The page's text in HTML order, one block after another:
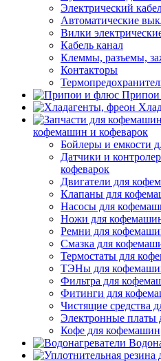
Электрический
Автоматические
Вилки
Кабель канал
Клеммы, разъемы,
Контакторы
кофемашин и кофеварок
Бойлеры и емкости
Датчики и
кофеварок
Двигатели для
Клапаны для
Насосы для
Ножи для
Ремни для
Смазка для
Термостаты для
ТЭНы для
Фильтра для
Фитинги для
Чистящие средства
Электронные платы
Кофе для кофемашин